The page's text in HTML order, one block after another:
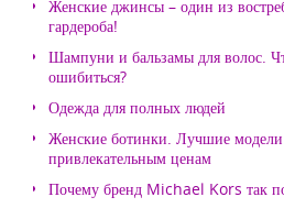
Женские джинсы – один из
гардероба!
Шампуни и бальзамы для волос.
ошибиться?
Одежда для полных людей
Женские ботинки. Лучшие
привлекательным ценам
Почему бренд Michael Kors так